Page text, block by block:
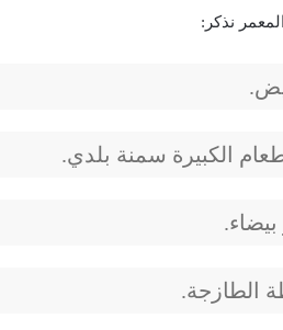
نذكر:
الكبيرة سمنة بلدي.
الطازجة.